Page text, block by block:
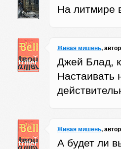
На литмире
Живая мишень, автор
Джей Блад,
Настаивать
Живая мишень, автор
А будет ли